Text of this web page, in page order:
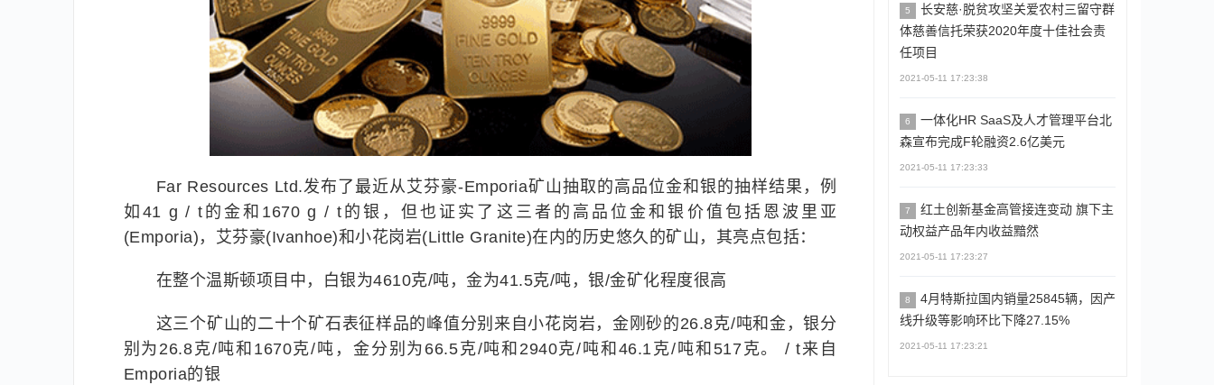
Far Resources Ltd.发布了最近从艾芬豪-Emporia矿山抽取的高品位金和银的抽样结果，例
如41 g / t的金和1670 g / t的银，但也证实了这三者的高品位金和银价值包括恩波里亚
(Emporia)，艾芬豪(Ivanhoe)和小花岗岩(Little Granite)在内的历史悠久的矿山，其亮点包括：
在整个温斯顿项目中，白银为4610克/吨，金为41.5克/吨，银/金矿化程度很高
这三个矿山的二十个矿石表征样品的峰值分别来自小花岗岩，金刚砂的26.8克/吨和金，银分
别为26.8克/吨和1670克/吨，金分别为66.5克/吨和2940克/吨和46.1克/吨和517克。 / t来自
Emporia的银
5
长安慈·脱贫攻坚关爱农村三留守群
体慈善信托荣获2020年度十佳社会责
任项目
2021-05-11 17:23:38
6
一体化HR SaaS及人才管理平台北
森宣布完成F轮融资2.6亿美元
2021-05-11 17:23:33
7
红土创新基金高管接连变动 旗下主
动权益产品年内收益黯然
2021-05-11 17:23:27
8
4月特斯拉国内销量25845辆，因产
线升级等影响环比下降27.15%
2021-05-11 17:23:21